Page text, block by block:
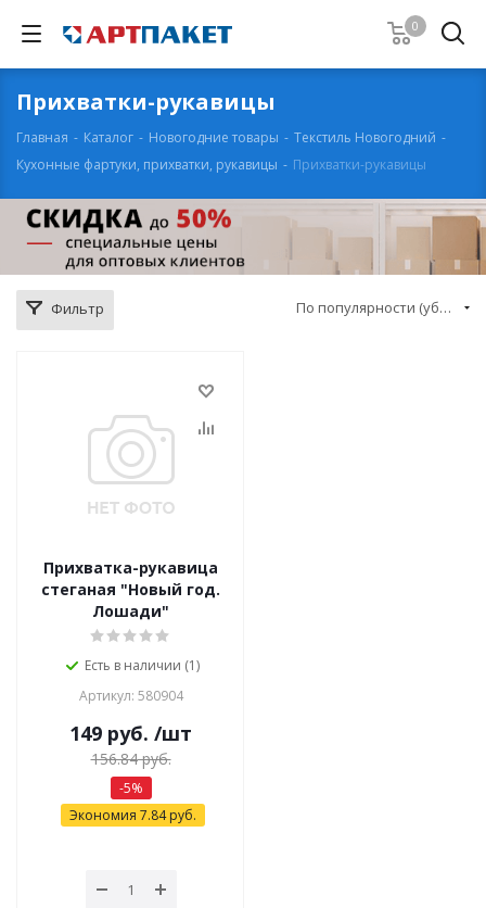
0
Прихватки-рукавицы
Главная - Каталог - Новогодние товары - Текстиль Новогодний -
Кухонные фартуки, прихватки, рукавицы - Прихватки-рукавицы
Фильтр По популярности (убывание)
Прихватка-рукавица
стеганая "Новый год.
Лошади"
Есть в наличии (1)
Артикул: 580904
149 руб. /шт
156.84руб.
-5%
Экономия 7.84руб.